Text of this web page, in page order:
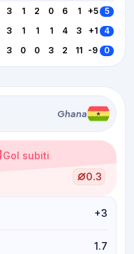
3 1 2 0 6 1 +5
5
3 1 1 1 4 3 +1
4
3 0 0 3 2 11 -9 0
Ghana
Gol subiti
0.3
+3
1.7